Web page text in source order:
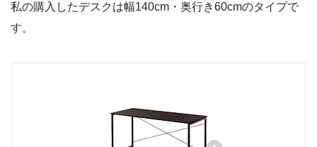
私の購入したデスクは幅140cm・奥行き60cmのタイプで
す。